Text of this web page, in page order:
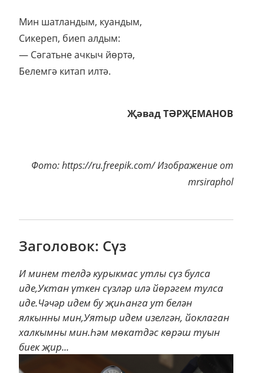
Мин шатландым, куандым,
Сикереп, биеп алдым:
— Сәгатьне ачкыч йөртә,
Белемгә китап илтә.
Җәвад ТӘРҖЕМАНОВ
Фото: https://ru.freepik.com/ Изображение от
mrsiraphol
Заголовок: Сүз
И минем телдә курыкмас утлы сүз булса
иде,Уктан үткен сүзләр илә йөрәгем тулса
иде.Чәчәр идем бу җиһанга ут белән
ялкынны мин,Уятыр идем изелгән, йоклаган
халкымны мин.Һәм мөкатдәс көрәш туын
биек җир...